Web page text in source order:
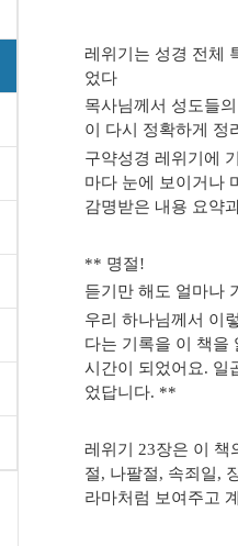
레위기는 성경 전체
었다
목사님께서 성도들
이 다시 정확하게 정
구약성경 레위기에
마다 눈에 보이거나
감명받은 내용 요약
** 명절!
듣기만 해도 얼마나
우리 하나님께서 이
다는 기록을 이 책을
시간이 되었어요. 일
었답니다. **
레위기 23장은 이 책
절, 나팔절, 속죄일,
라마처럼 보여주고